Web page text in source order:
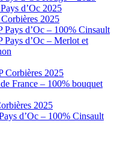
d’Oc 2025
2025
d’Oc – 100% Cinsault
d’Oc – Merlot et
Corbières 2025
France – 100% bouquet
2025
d’Oc – 100% Cinsault